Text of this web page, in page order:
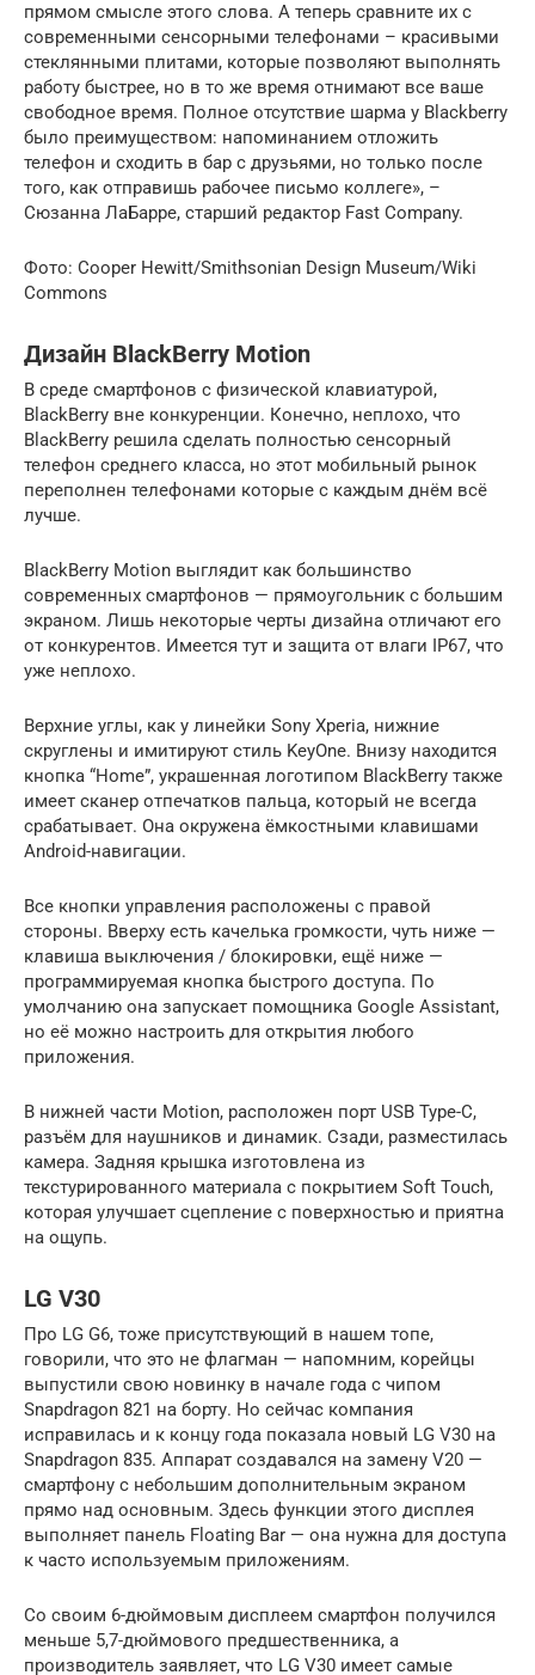
прямом смысле этого слова. А теперь сравните их с
современными сенсорными телефонами – красивыми
стеклянными плитами, которые позволяют выполнять
работу быстрее, но в то же время отнимают все ваше
свободное время. Полное отсутствие шарма у Blackberry
было преимуществом: напоминанием отложить
телефон и сходить в бар с друзьями, но только после
того, как отправишь рабочее письмо коллеге», –
Сюзанна ЛаБарре, старший редактор Fast Company.
Фото: Cooper Hewitt/Smithsonian Design Museum/Wiki
Commons
Дизайн BlackBerry Motion
В среде смартфонов с физической клавиатурой,
BlackBerry вне конкуренции. Конечно, неплохо, что
BlackBerry решила сделать полностью сенсорный
телефон среднего класса, но этот мобильный рынок
переполнен телефонами которые с каждым днём всё
лучше.
BlackBerry Motion выглядит как большинство
современных смартфонов — прямоугольник с большим
экраном. Лишь некоторые черты дизайна отличают его
от конкурентов. Имеется тут и защита от влаги IP67, что
уже неплохо.
Верхние углы, как у линейки Sony Xperia, нижние
скруглены и имитируют стиль KeyOne. Внизу находится
кнопка “Home”, украшенная логотипом BlackBerry также
имеет сканер отпечатков пальца, который не всегда
срабатывает. Она окружена ёмкостными клавишами
Android-навигации.
Все кнопки управления расположены с правой
стороны. Вверху есть качелька громкости, чуть ниже —
клавиша выключения / блокировки, ещё ниже —
программируемая кнопка быстрого доступа. По
умолчанию она запускает помощника Google Assistant,
но её можно настроить для открытия любого
приложения.
В нижней части Motion, расположен порт USB Type-C,
разъём для наушников и динамик. Сзади, разместилась
камера. Задняя крышка изготовлена из
текстурированного материала с покрытием Soft Touch,
которая улучшает сцепление с поверхностью и приятна
на ощупь.
LG V30
Про LG G6, тоже присутствующий в нашем топе,
говорили, что это не флагман — напомним, корейцы
выпустили свою новинку в начале года с чипом
Snapdragon 821 на борту. Но сейчас компания
исправилась и к концу года показала новый LG V30 на
Snapdragon 835. Аппарат создавался на замену V20 —
смартфону с небольшим дополнительным экраном
прямо над основным. Здесь функции этого дисплея
выполняет панель Floating Bar — она нужна для доступа
к часто используемым приложениям.
Со своим 6-дюймовым дисплеем смартфон получился
меньше 5,7-дюймового предшественника, а
производитель заявляет, что LG V30 имеет самые